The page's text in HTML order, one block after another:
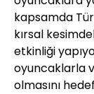
kapsamda
kırsal
etkinliği
oyuncaklarla
olmasını